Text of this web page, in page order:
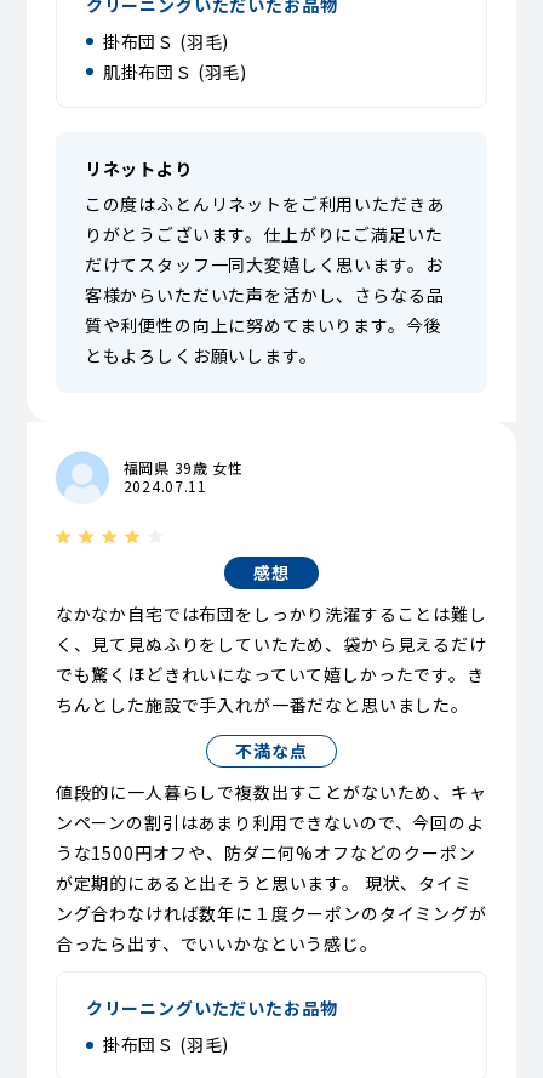
掛布団Ｓ (羽毛)
肌掛布団Ｓ (羽毛)
リネットより
この度はふとんリネットをご利用いただきあ
りがとうございます。仕上がりにご満足いた
だけてスタッフ一同大変嬉しく思います。お
客様からいただいた声を活かし、さらなる品
質や利便性の向上に努めてまいります。今後
ともよろしくお願いします。
福岡県 39歳 女性
2024.07.11
感想
なかなか自宅では布団をしっかり洗濯することは難し
く、見て見ぬふりをしていたため、袋から見えるだけ
でも驚くほどきれいになっていて嬉しかったです。き
ちんとした施設で手入れが一番だなと思いました。
不満な点
値段的に一人暮らしで複数出すことがないため、キャ
ンペーンの割引はあまり利用できないので、今回のよ
うな1500円オフや、防ダニ何%オフなどのクーポン
が定期的にあると出そうと思います。 現状、タイミ
ング合わなければ数年に１度クーポンのタイミングが
合ったら出す、でいいかなという感じ。
クリーニングいただいたお品物
掛布団Ｓ (羽毛)